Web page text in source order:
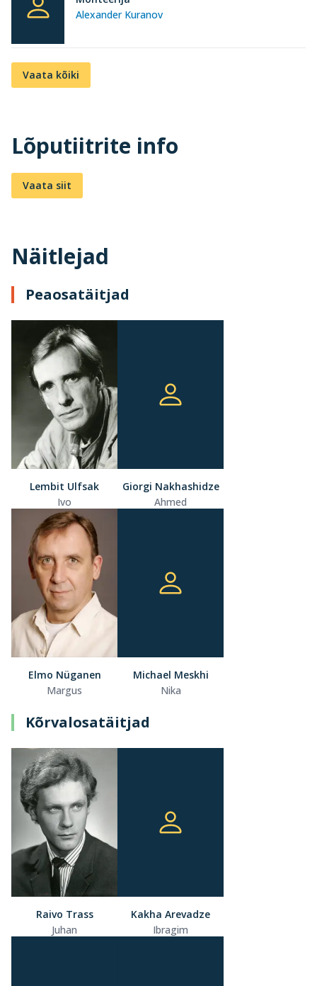
Alexander Kuranov
Vaata kõiki
Lõputiitrite info
Vaata siit
Näitlejad
Peaosatäitjad
Lembit Ulfsak
Ivo
Giorgi Nakhashidze
Ahmed
Elmo Nüganen
Margus
Michael Meskhi
Nika
Kõrvalosatäitjad
Raivo Trass
Juhan
Kakha Arevadze
Ibragim